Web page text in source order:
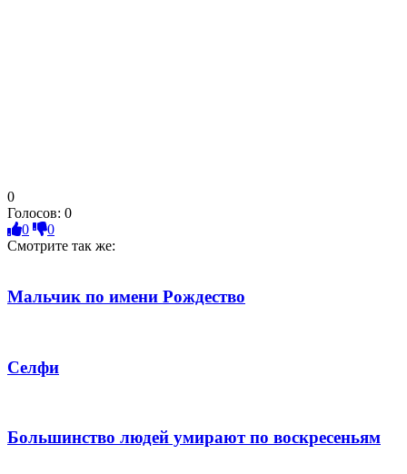
0
Голосов: 0
0
0
Смотрите так же:
Мальчик по имени Рождество
Селфи
Большинство людей умирают по воскресеньям